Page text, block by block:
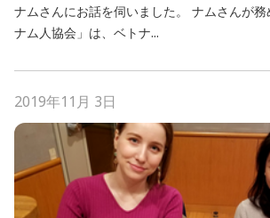
ナムさんにお話を伺いました。 ナムさんが務
ナム人協会」は、ベトナ...
2019年11月 3日